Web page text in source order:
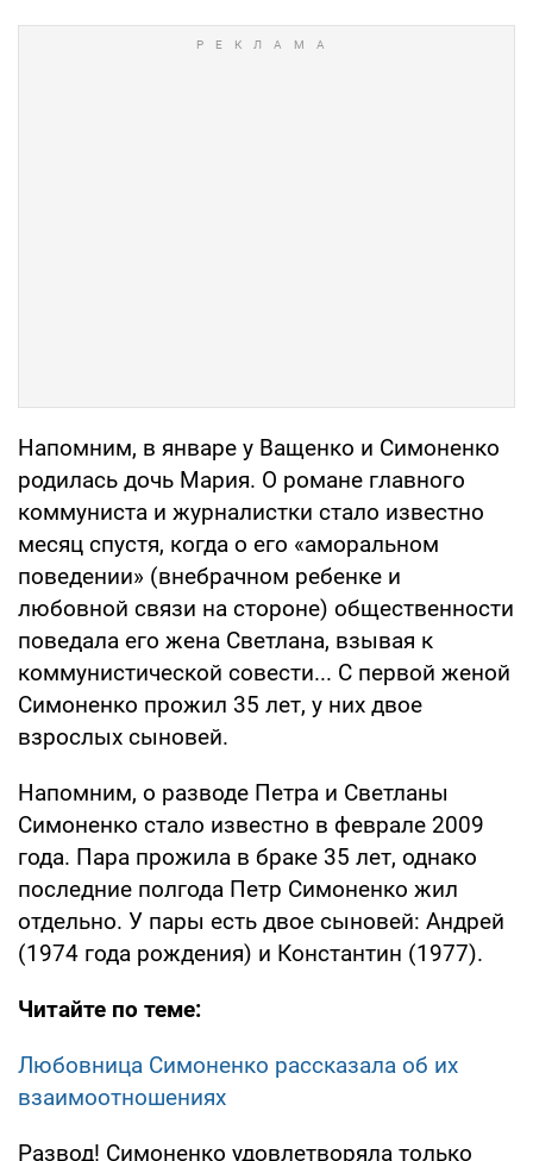
Напомним, в январе у Ващенко и Симоненко
родилась дочь Мария. О романе главного
коммуниста и журналистки стало известно
месяц спустя, когда о его «аморальном
поведении» (внебрачном ребенке и
любовной связи на стороне) общественности
поведала его жена Светлана, взывая к
коммунистической совести... С первой женой
Симоненко прожил 35 лет, у них двое
взрослых сыновей.
Напомним, о разводе Петра и Светланы
Симоненко стало известно в феврале 2009
года. Пара прожила в браке 35 лет, однако
последние полгода Петр Симоненко жил
отдельно. У пары есть двое сыновей: Андрей
(1974 года рождения) и Константин (1977).
Читайте по теме:
Любовница Симоненко рассказала об их
взаимоотношениях
Развод! Симоненко удовлетворяла только